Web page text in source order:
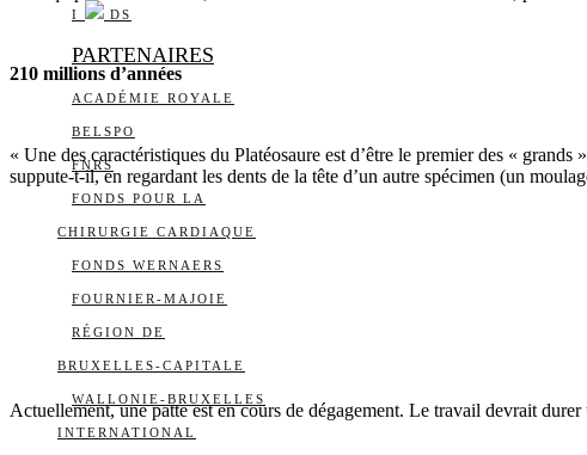
I DS
PARTENAIRES
ACADÉMIE ROYALE
BELSPO
FNRS
FONDS POUR LA
CHIRURGIE CARDIAQUE
FONDS WERNAERS
FOURNIER-MAJOIE
RÉGION DE
BRUXELLES-CAPITALE
WALLONIE-BRUXELLES
INTERNATIONAL
210 millions d’années
« Une des caractéristiques du Platéosaure est d’être le premier des «
suppute-t-il, en regardant les dents de la tête d’un autre spécimen (un
Actuellement, une patte est en cours de dégagement. Le travail devrait